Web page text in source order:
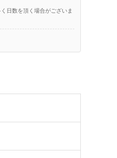
日数を頂く場合がございま